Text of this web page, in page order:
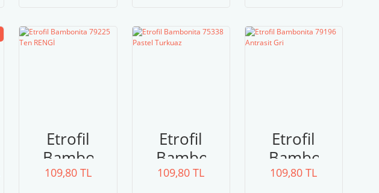
Yeşili
Yeşil
Kırmızı
Etrofil
Bambonita
79225
109,80 TL
Etrofil
Bambonita
75338
109,80 TL
Etrofil
Bambonita
79196
109,80 TL